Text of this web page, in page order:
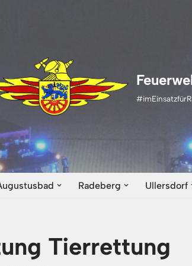
Radeberg Ullersdorf
Tierrettung